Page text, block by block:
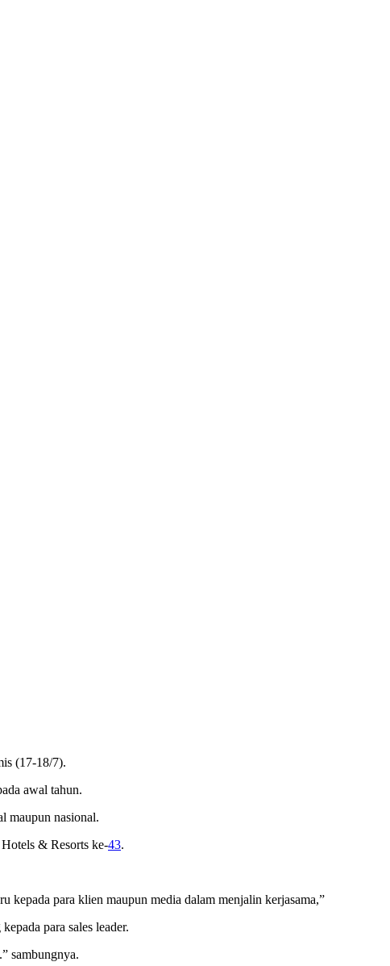
(17-18/7).
awal tahun.
maupun nasional.
& Resorts ke-43.
kepada para klien maupun media dalam menjalin kerjasama,”
para sales leader.
sambungnya.